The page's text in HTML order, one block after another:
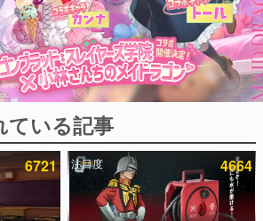
プ
ている記事ランキング
ている記事
6721 注目度 4664